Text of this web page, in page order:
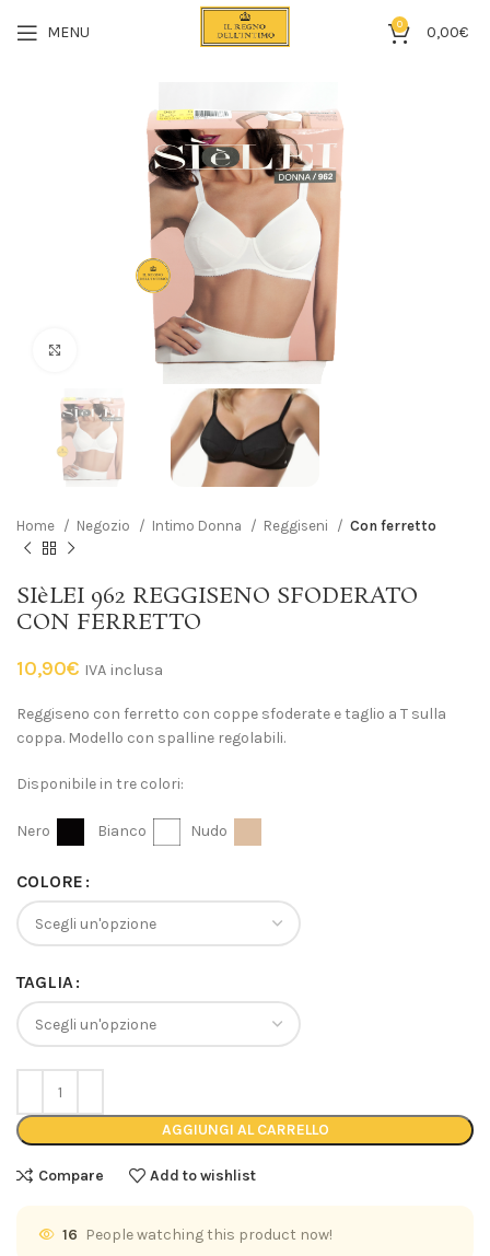
MENU 0 0,00€
Click to enlarge
Home Negozio Intimo Donna Reggiseni Con ferretto
SIèLEI 962 REGGISENO SFODERATO
CON FERRETTO
10,90€ IVA inclusa
Reggiseno con ferretto con coppe sfoderate e taglio a T sulla
coppa. Modello con spalline regolabili.
Disponibile in tre colori:
Nero Bianco Nudo
COLORE
TAGLIA
AGGIUNGI AL CARRELLO
Compare Add to wishlist
16 People watching this product now!